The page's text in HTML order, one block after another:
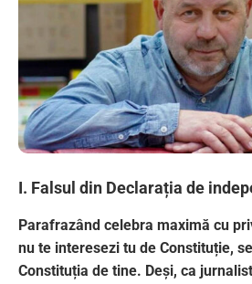
I. Falsul din Declarația de
Parafrazând celebra maximă cu
nu te interesezi tu de Constituție,
Constituția de tine. Deși, ca